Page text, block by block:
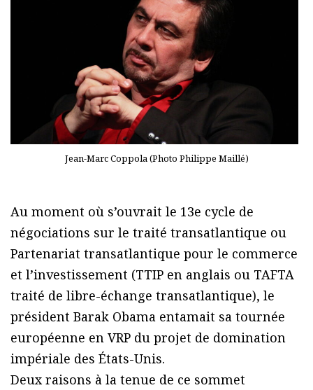
Jean-Marc Coppola (Photo Philippe Maillé)
Au moment où s’ouvrait le 13e cycle de
négociations sur le traité transatlantique ou
Partenariat transatlantique pour le commerce
et l’investissement (TTIP en anglais ou TAFTA
traité de libre-échange transatlantique), le
président Barak Obama entamait sa tournée
européenne en VRP du projet de domination
impériale des États-Unis.
Deux raisons à la tenue de ce sommet